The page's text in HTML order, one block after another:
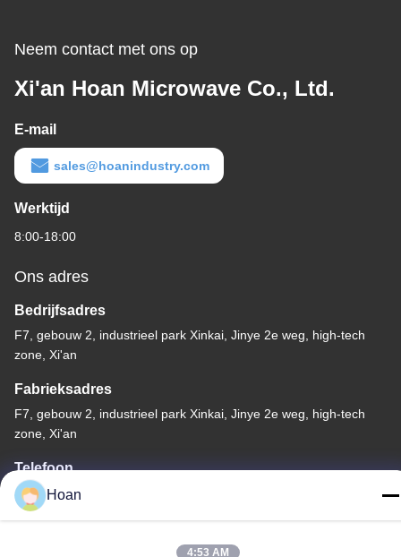
Neem contact met ons op
Xi'an Hoan Microwave Co., Ltd.
E-mail
sales@hoanindustry.com
Werktijd
8:00-18:00
Ons adres
Bedrijfsadres
F7, gebouw 2, industrieel park Xinkai, Jinye 2e weg, high-tech
zone, Xi'an
Fabrieksadres
F7, gebouw 2, industrieel park Xinkai, Jinye 2e weg, high-tech
zone, Xi'an
Telefoon
86--18740357801
Hoan
4:53 AM